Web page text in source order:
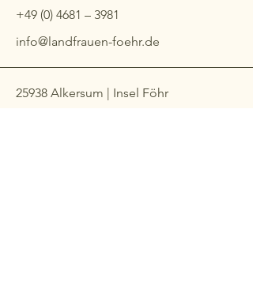
+49 (0) 4681 – 3981
info@landfrauen-foehr.de
25938 Alkersum | Insel Föhr